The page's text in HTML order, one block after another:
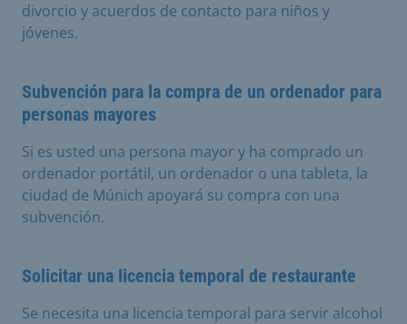
divorcio y acuerdos de contacto para niños y
jóvenes.
Subvención para la compra de un ordenador para
personas mayores
Si es usted una persona mayor y ha comprado un
ordenador portátil, un ordenador o una tableta, la
ciudad de Múnich apoyará su compra con una
subvención.
Solicitar una licencia temporal de restaurante
Se necesita una licencia temporal para servir alcohol